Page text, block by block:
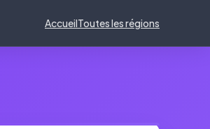
AccueilToutes les régions